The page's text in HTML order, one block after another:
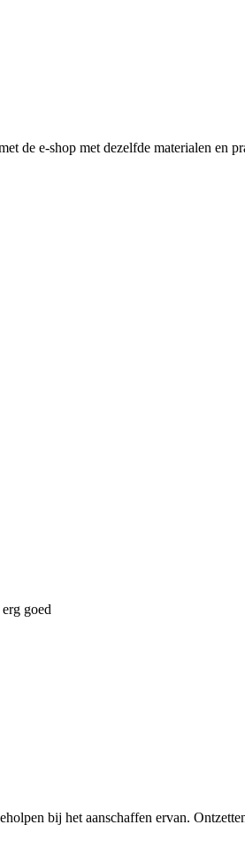
de e-shop met dezelfde materialen en
goed
bij het aanschaffen ervan.